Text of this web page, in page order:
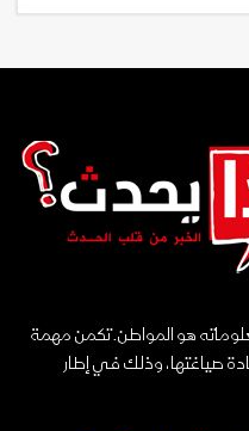
هو المواطن. تكمن مهمة
صياغتها، وذلك في إطار